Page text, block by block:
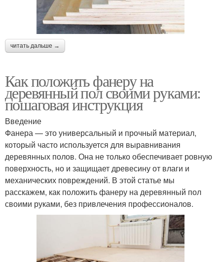
читать дальше →
Как положить фанеру на
деревянный пол своими руками:
пошаговая инструкция
Введение
Фанера — это универсальный и прочный материал,
который часто используется для выравнивания
деревянных полов. Она не только обеспечивает ровную
поверхность, но и защищает древесину от влаги и
механических повреждений. В этой статье мы
расскажем, как положить фанеру на деревянный пол
своими руками, без привлечения профессионалов.